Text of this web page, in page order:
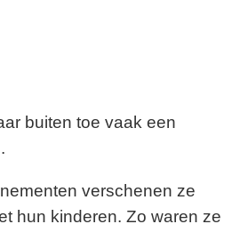
buiten toe vaak een
verschenen ze
hun kinderen. Zo waren ze